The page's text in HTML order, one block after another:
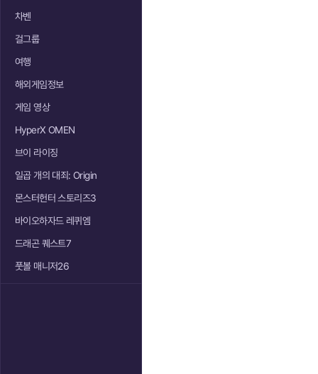
차벤
걸그룹
여행
해외게임정보
게임 영상
HyperX OMEN
브이 라이징
일곱 개의 대죄: Origin
몬스터헌터 스토리즈3
바이오하자드 레퀴엠
드래곤 퀘스트7
풋볼 매니저26